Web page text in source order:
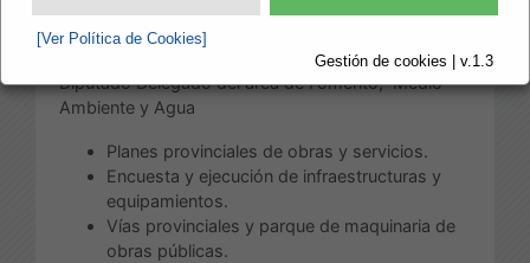
[Ver Política de Cookies]
Gestión de cookies | v.1.3
conforme a su estructura, son:
a) Competencias directamente correspondiente al
Diputado Delegado del área de Fomento, Medio
Ambiente y Agua
Planes provinciales de obras y servicios.
Encuesta y ejecución de infraestructuras y
equipamientos.
Vías provinciales y parque de maquinaria de
obras públicas.